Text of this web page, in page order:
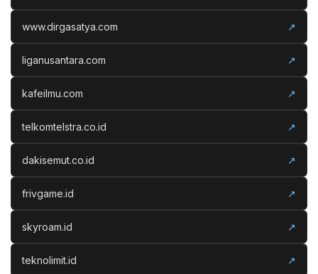
www.dirgasatya.com ↗
liganusantara.com ↗
kafeilmu.com ↗
telkomtelstra.co.id ↗
dakisemut.co.id ↗
frivgame.id ↗
skyroam.id ↗
teknolimit.id ↗